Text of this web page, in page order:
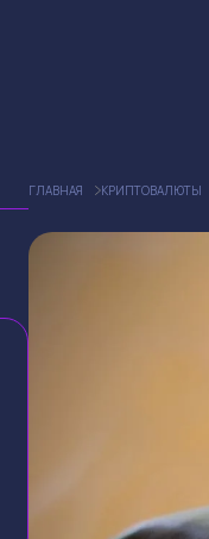
ГЛАВНАЯ КРИПТОВАЛЮТЫ